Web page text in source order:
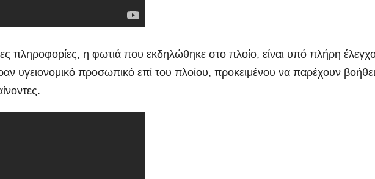
πληροφορίες, η φωτιά που εκδηλώθηκε στο πλοίο, είναι υπό πλήρη
υγειονομικό προσωπικό επί του πλοίου, προκειμένου να παρέχουν